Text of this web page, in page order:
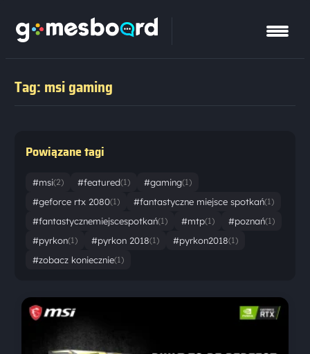
Tag: msi gaming
Powiązane tagi
#msi(2) #featured(1) #gaming(1)
#geforce rtx 2080(1) #fantastyczne miejsce spotkań(1)
#fantastycznemiejscespotkań(1) #mtp(1) #poznań(1)
#pyrkon(1) #pyrkon 2018(1) #pyrkon2018(1)
#zobacz koniecznie(1)